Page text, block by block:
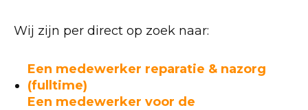
Wij zijn per direct op zoek naar:
Een medewerker reparatie & nazorg
(fulltime)
Een medewerker voor de